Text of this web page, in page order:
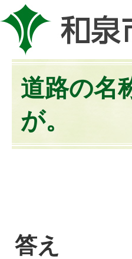
道路の名
が。
答え